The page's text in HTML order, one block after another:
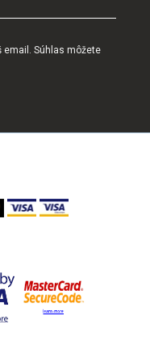
email. Súhlas môžete